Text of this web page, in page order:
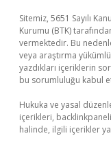
Sitemiz, 5651 Sayılı
Kurumu (BTK)
vermektedir. Bu
veya araştırma
yazdıkları içeriklerin
bu sorumluluğu kabul
Hukuka ve yasal
içerikleri,
halinde, ilgili içerikler